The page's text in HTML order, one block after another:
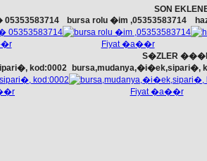
SON
bursa rolu �im ,05353583714
Fiyat �a��r
S�ZLER
kod:0002
bursa,mudanya,�i�ek,sipari�,
Fiyat �a��r